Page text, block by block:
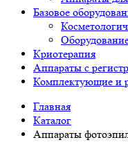
Базовое
Криотерапия
Аппараты c
Комплектующие и
Главная
Каталог
Аппараты